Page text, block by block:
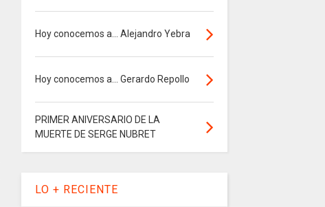
Hoy conocemos a... Alejandro Yebra
Hoy conocemos a... Gerardo Repollo
PRIMER ANIVERSARIO DE LA
MUERTE DE SERGE NUBRET
LO + RECIENTE